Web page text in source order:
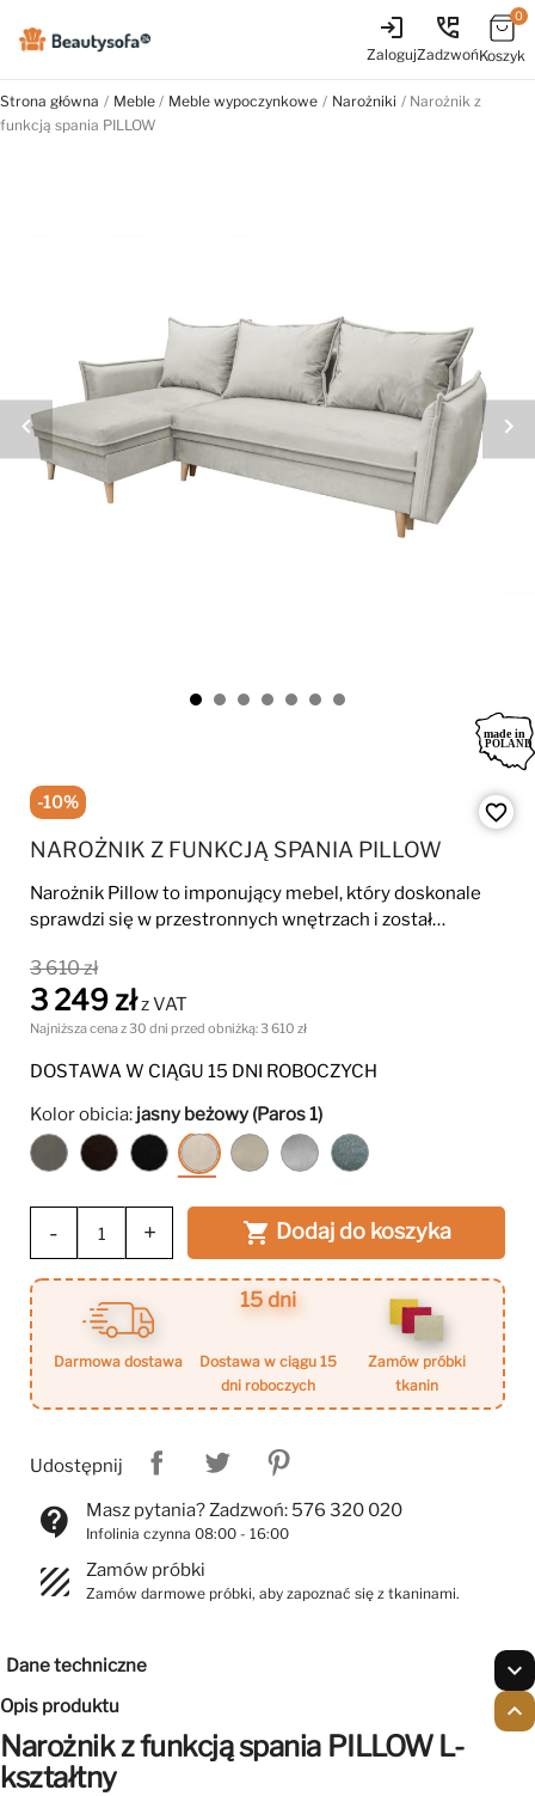
login
Zaloguj
perm_phone_msg
Zadzwoń
0
Koszyk
Strona główna Meble Meble wypoczynkowe Narożniki
Narożnik z
funkcją spania PILLOW
-10%
NAROŻNIK Z FUNKCJĄ SPANIA PILLOW
Narożnik Pillow to imponujący mebel, który doskonale
sprawdzi się w przestronnych wnętrzach i został
3 610 zł
3 249 złz VAT
Najniższa cena z 30 dni przed obniżką:3 610 zł
DOSTAWA W CIĄGU 15 DNI ROBOCZYCH
Kolor obicia: jasny beżowy (Paros 1)
grafitowy
(Kronos
ciemny
brązowy
czarny
(Kronos
jasny
beżowy
beżowy
(Paros
szary
(Paros
ciemny
szary
6)
- +  Dodaj do koszyka
darmowa dostawa
15 dni
dostawa w ciągu 15
dni roboczych
zamów próbki
tkanin
Udostępnij
favorite_border
contact_support Masz pytania? Zadzwoń: 576 320 020
Infolinia czynna 08:00 - 16:00
texture Zamów próbki
Zamów darmowe próbki, aby zapoznać się z tkaninami.
Dane techniczne expand_more
Opis produktu expand_less
Narożnik z funkcją spania PILLOW L-
kształtny